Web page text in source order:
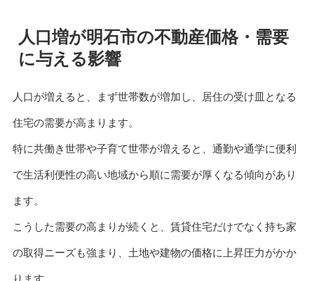
人口増が明石市の不動産価格・需要
に与える影響
人口が増えると、まず世帯数が増加し、居住の受け皿となる
住宅の需要が高まります。
特に共働き世帯や子育て世帯が増えると、通勤や通学に便利
で生活利便性の高い地域から順に需要が厚くなる傾向があり
ます。
こうした需要の高まりが続くと、賃貸住宅だけでなく持ち家
の取得ニーズも強まり、土地や建物の価格に上昇圧力がかか
ります。